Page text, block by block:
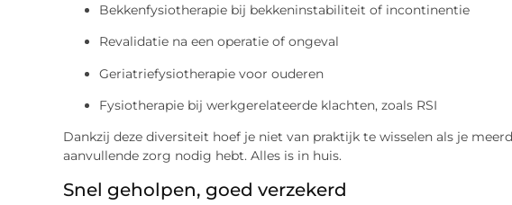
Bekkenfysiotherapie bij bekkeninstabiliteit of incontinentie
Revalidatie na een operatie of ongeval
Geriatriefysiotherapie voor ouderen
Fysiotherapie bij werkgerelateerde klachten, zoals RSI
Dankzij deze diversiteit hoef je niet van praktijk te wisselen als je
aanvullende zorg nodig hebt. Alles is in huis.
Snel geholpen, goed verzekerd